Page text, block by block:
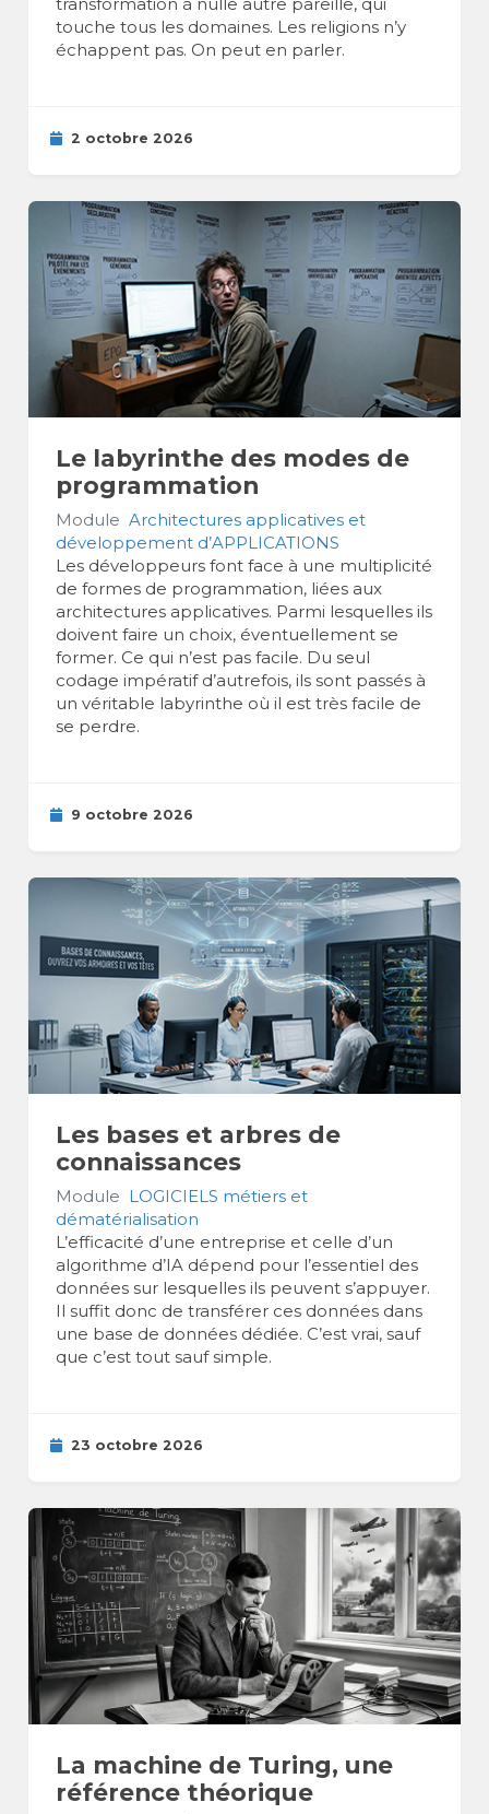
transformation à nulle autre pareille, qui
touche tous les domaines. Les religions n’y
échappent pas. On peut en parler.
2 octobre 2026
Le labyrinthe des modes de
programmation
Module Architectures applicatives et
développement d’APPLICATIONS
Les développeurs font face à une multiplicité
de formes de programmation, liées aux
architectures applicatives. Parmi lesquelles ils
doivent faire un choix, éventuellement se
former. Ce qui n’est pas facile. Du seul
codage impératif d’autrefois, ils sont passés à
un véritable labyrinthe où il est très facile de
se perdre.
9 octobre 2026
Les bases et arbres de
connaissances
Module LOGICIELS métiers et
dématérialisation
L’efficacité d’une entreprise et celle d’un
algorithme d’IA dépend pour l’essentiel des
données sur lesquelles ils peuvent s’appuyer.
Il suffit donc de transférer ces données dans
une base de données dédiée. C’est vrai, sauf
que c’est tout sauf simple.
23 octobre 2026
La machine de Turing, une
référence théorique